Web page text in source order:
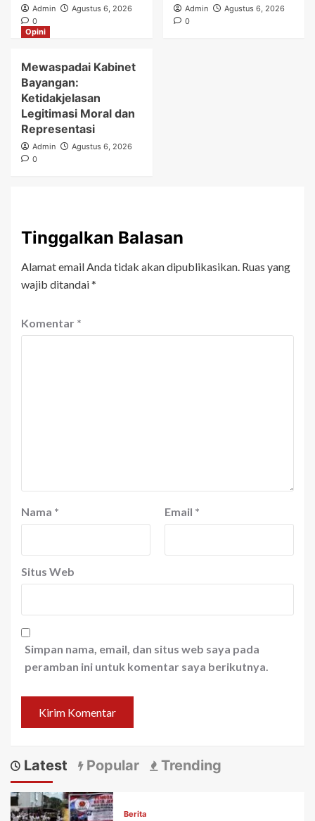
Admin
Agustus 6, 2026
0
Admin
Agustus 6, 2026
0
Opini
Mewaspadai Kabinet
Bayangan:
Ketidakjelasan
Legitimasi Moral dan
Representasi
Admin
Agustus 6, 2026
0
Tinggalkan Balasan
Alamat email Anda tidak akan dipublikasikan. Ruas yang
wajib ditandai*
Komentar *
Nama * Email *
Situs Web
Simpan nama, email, dan situs web saya pada
peramban ini untuk komentar saya berikutnya.
Latest Popular Trending
Berita